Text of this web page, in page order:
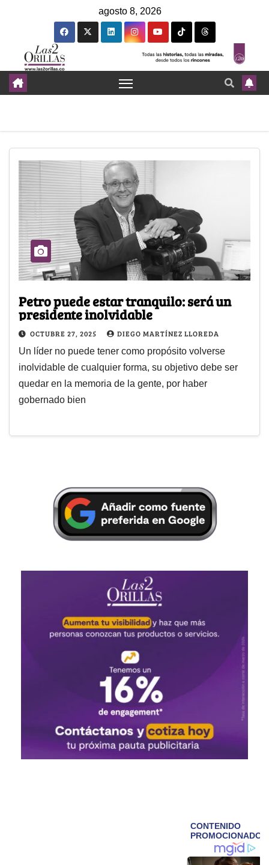
agosto 8, 2026
Petro puede estar tranquilo: será un
presidente inolvidable
OCTUBRE 27, 2025 DIEGO MARTÍNEZ LLOREDA
Un líder no puede tener como propósito volverse
inolvidable de cualquier forma, su objetivo debe ser
quedar en la memoria de la gente, por haber
gobernado bien